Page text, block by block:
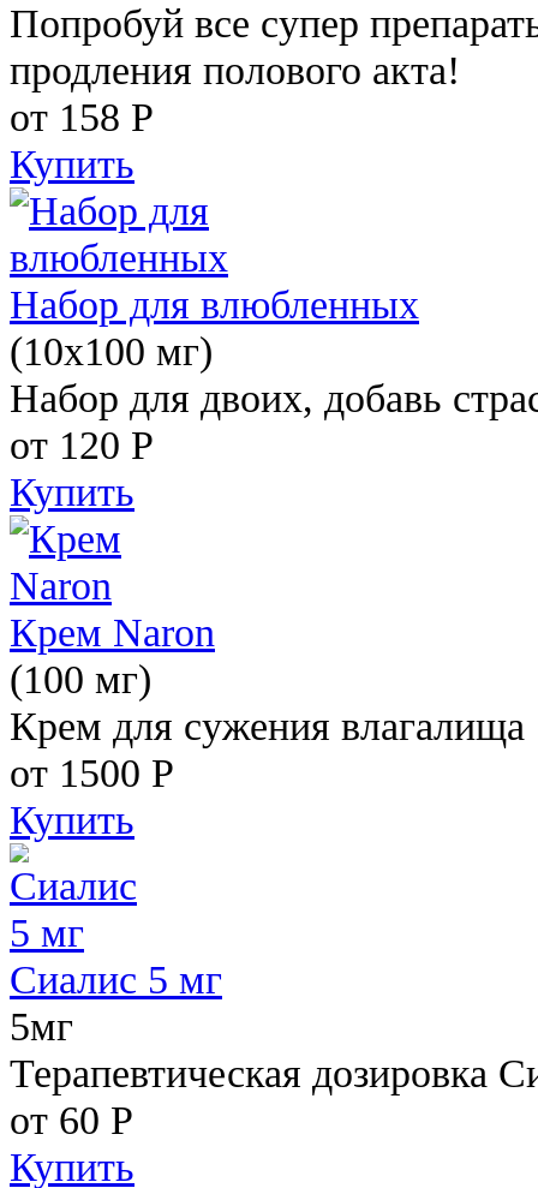
Попробуй все супер
продления полового акта!
от 158 Р
Купить
Набор для влюбленных
(10х100 мг)
Набор для двоих, добавь
от 120 Р
Купить
Крем Naron
(100 мг)
Крем для сужения влагалища
от 1500 Р
Купить
Сиалис 5 мг
5мг
Терапевтическая дозировка
от 60 Р
Купить